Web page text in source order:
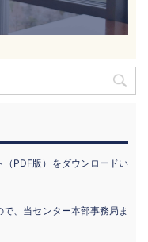
PDF版）をダウンロードい
、当センター本部事務局ま